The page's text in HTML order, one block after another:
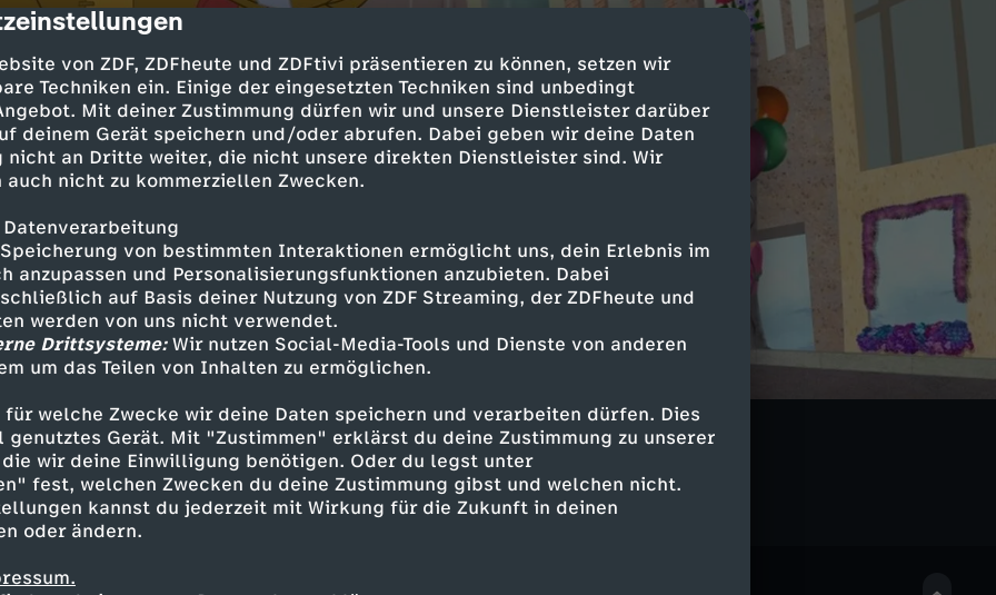
von ZDF, ZDFheute und ZDFtivi präsentieren zu können, setzen wir
Techniken ein. Einige der eingesetzten Techniken sind unbedingt
Mit deiner Zustimmung dürfen wir und unsere Dienstleister darüber
deinem Gerät speichern und/oder abrufen. Dabei geben wir deine Daten
nicht an Dritte weiter, die nicht unsere direkten Dienstleister sind. Wir
nicht zu kommerziellen Zwecken.
von bestimmten Interaktionen ermöglicht uns, dein Erlebnis im
anzupassen und Personalisierungsfunktionen anzubieten. Dabei
auf Basis deiner Nutzung von ZDF Streaming, der ZDFheute und
werden von uns nicht verwendet.
Drittsysteme:Wir nutzen Social-Media-Tools und Dienste von anderen
um das Teilen von Inhalten zu ermöglichen.
für welche Zwecke wir deine Daten speichern und verarbeiten dürfen. Dies
Gerät. Mit "Zustimmen" erklärst du deine Zustimmung zu unserer
wir deine Einwilligung benötigen. Oder du legst unter
fest, welchen Zwecken du deine Zustimmung gibst und welchen nicht.
kannst du jederzeit mit Wirkung für die Zukunft in deinen
oder ändern.
entdecken
erfrischend Untertitel Zoés Zauberschrank